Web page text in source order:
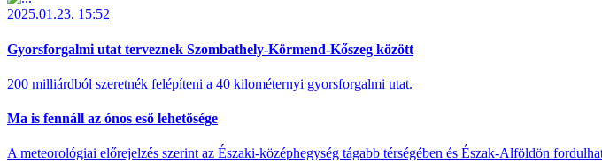
2025.01.23. 15:52
Gyorsforgalmi utat terveznek Szombathely-Körmend-Kőszeg között
200 milliárdból szeretnék felépíteni a 40 kilométernyi gyorsforgalmi utat.
Ma is fennáll az ónos eső lehetősége
A meteorológiai előrejelzés szerint az Északi-középhegység tágabb térségében és Észak-Alföldön